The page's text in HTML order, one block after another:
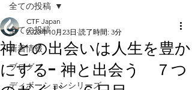
全ての投稿
新着情報
ブログ
ディボーションシリーズ
全ての投稿
神との出会いは人生を豊か
にする- 神と出会う ７つ
CTF Japan
2020年10月23日 読了時間: 3分